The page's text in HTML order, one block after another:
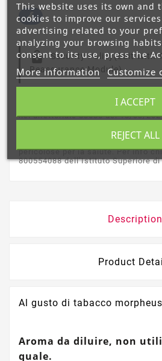
Security Policy(edit With
Reassurance Module)
L'acquisto di questo prodotto è
maggiore età come da disposizioni
nel direttoriale 83685 del 18/03/
order@svapocafe.it a seguito
ATTENZIONE:Il prodotto può
pericolose per la salute. Per info
800554088 dell’Istituto Superiore
Description
Product
Al gusto di tabacco
Aroma da diluire, non
quale.
This website uses its own and
cookies to improve our
advertising related to your
analyzing your browsing
consent to its use, press the
More information Customize
REJECT ALL
I ACCEPT